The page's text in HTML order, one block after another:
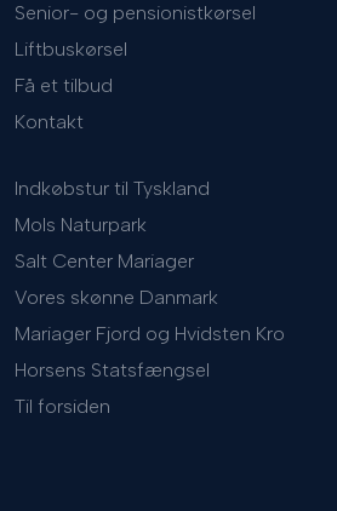
Senior- og pensionistkørsel
Liftbuskørsel
Få et tilbud
Kontakt
Indkøbstur til Tyskland
Mols Naturpark
Salt Center Mariager
Vores skønne Danmark
Mariager Fjord og Hvidsten Kro
Horsens Statsfængsel
Til forsiden